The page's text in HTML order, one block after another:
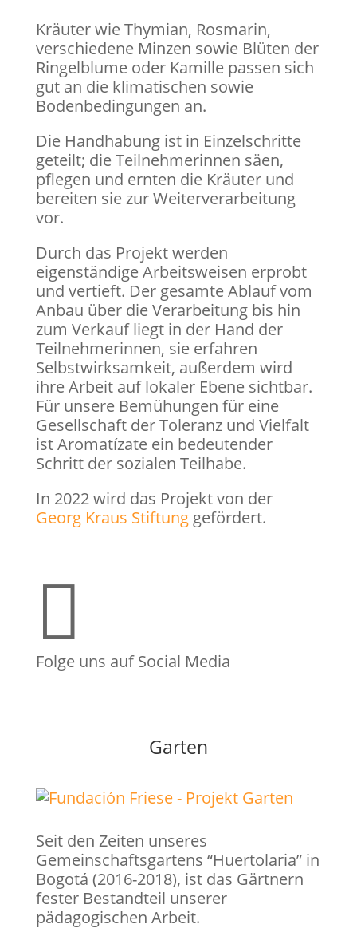
Kräuter wie Thymian, Rosmarin,
verschiedene Minzen sowie Blüten der
Ringelblume oder Kamille passen sich
gut an die klimatischen sowie
Bodenbedingungen an.
Die Handhabung ist in Einzelschritte
geteilt; die Teilnehmerinnen säen,
pflegen und ernten die Kräuter und
bereiten sie zur Weiterverarbeitung
vor.
Durch das Projekt werden
eigenständige Arbeitsweisen erprobt
und vertieft. Der gesamte Ablauf vom
Anbau über die Verarbeitung bis hin
zum Verkauf liegt in der Hand der
Teilnehmerinnen, sie erfahren
Selbstwirksamkeit, außerdem wird
ihre Arbeit auf lokaler Ebene sichtbar.
Für unsere Bemühungen für eine
Gesellschaft der Toleranz und Vielfalt
ist Aromatízate ein bedeutender
Schritt der sozialen Teilhabe.
In 2022 wird das Projekt von der
Georg Kraus Stiftunggefördert.

Folge uns auf Social Media
Garten
Seit den Zeiten unseres
Gemeinschaftsgartens “Huertolaria” in
Bogotá (2016-2018), ist das Gärtnern
fester Bestandteil unserer
pädagogischen Arbeit.